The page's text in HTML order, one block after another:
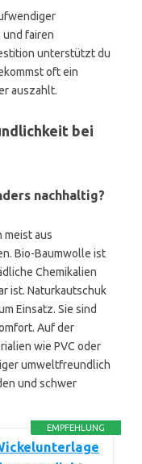
fairen
unterstützt du
oft ein
auszahlt.
bei
nachhaltig?
meist aus
Bio-Baumwolle ist
Chemikalien
ist. Naturkautschuk
Einsatz. Sie sind
Auf der
wie PVC oder
umweltfreundlich
und schwer
EMPFEHLUNG